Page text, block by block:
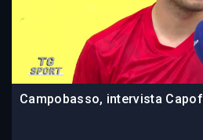
Campobasso, intervista